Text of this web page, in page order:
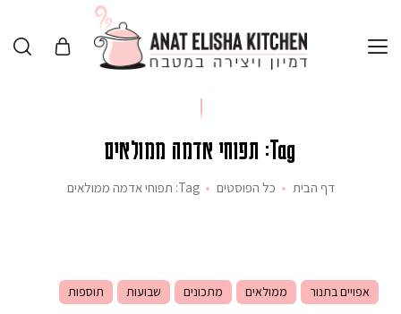
Tag: תפוחי אדמה ממולאים
דף הבית כל הפוסטים Tag: תפוחי אדמה ממולאים
אפויים בתנור ממולאים מתכונים שבועות תוספות